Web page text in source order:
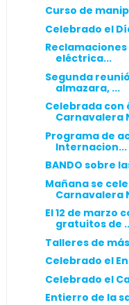
Curso de
Celebrado el
eléctrica...
Segunda
almazara, ...
Celebrada con
Carnavalera
Programa de
Internacion...
BANDO sobre
Mañana se
Carnavalera
El 12 de marzo
gratuitos de
Talleres de
Celebrado el
Celebrado el
Entierro de la